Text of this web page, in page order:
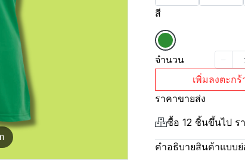
สี
จำนวน
เพิ่มลงตะกร้
ราคาขายส่ง
ซื้อ 12 ชิ้นขึ้นไป ร
คำอธิบายสินค้าแบบย่